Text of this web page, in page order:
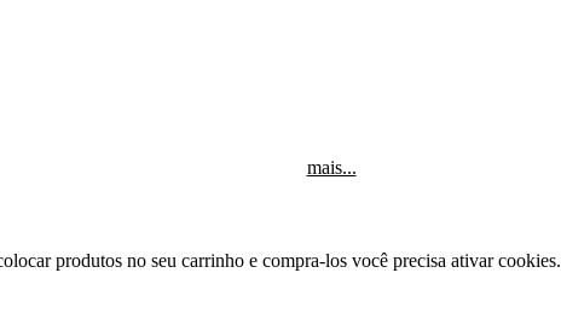
mais...
produtos no seu carrinho e compra-los você precisa ativar cookies.